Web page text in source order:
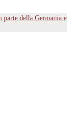
della Germania e